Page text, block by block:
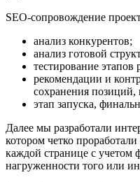
SEO-сопровождение
анализ конкурентов;
анализ готовой
тестирование этапов
рекомендации и
сохранения позиций,
этап запуска,
Далее мы разработали
котором четко
каждой странице с учетом
нагруженности того или